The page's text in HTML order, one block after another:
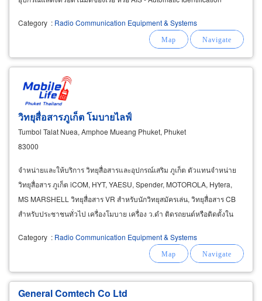
Category : Radio Communication Equipment & Systems
วิทยุสื่อสารภูเก็ต โมบายไลฟ์
Tumbol Talat Nuea, Amphoe Mueang Phuket, Phuket
83000
จำหน่ายและให้บริการ วิทยุสื่อสารและอุปกรณ์เสริม ภูเก็ต ตัวแทนจำหน่าย
วิทยุสื่อสาร ภูเก็ต iCOM, HYT, YAESU, Spender, MOTOROLA, Hytera,
MS MARSHELL วิทยุสื่อสาร VR สำหรับนักวิทยุสมัครเล่น, วิทยุสื่อสาร CB
สำหรับประชาชนทั่วไป เครื่องโมบาย เครื่อง ว.ดำ ติดรถยนต์หรือติดตั้งใน
Category : Radio Communication Equipment & Systems
General Comtech Co Ltd